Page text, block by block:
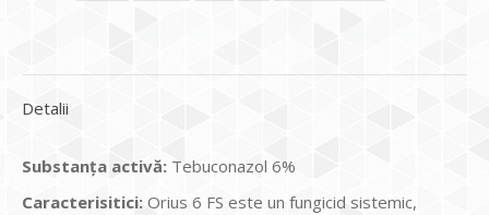
Detalii
Substanţa activă: Tebuconazol 6%
Caracterisitici: Orius 6 FS este un fungicid sistemic,